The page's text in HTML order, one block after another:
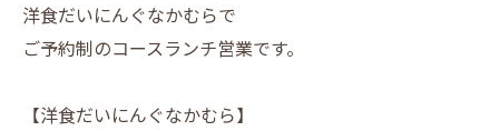
洋食だいにんぐなかむらで
ご予約制のコースランチ営業です。
【洋食だいにんぐなかむら】